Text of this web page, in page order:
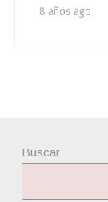
8 años ago
Buscar